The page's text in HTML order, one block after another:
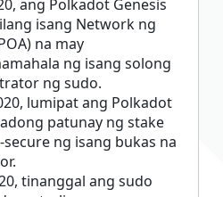
ang Polkadot Genesis
isang Network ng
na may
ng isang solong
ng sudo.
lumipat ang Polkadot
patunay ng stake
secure ng isang bukas na
tinanggal ang sudo